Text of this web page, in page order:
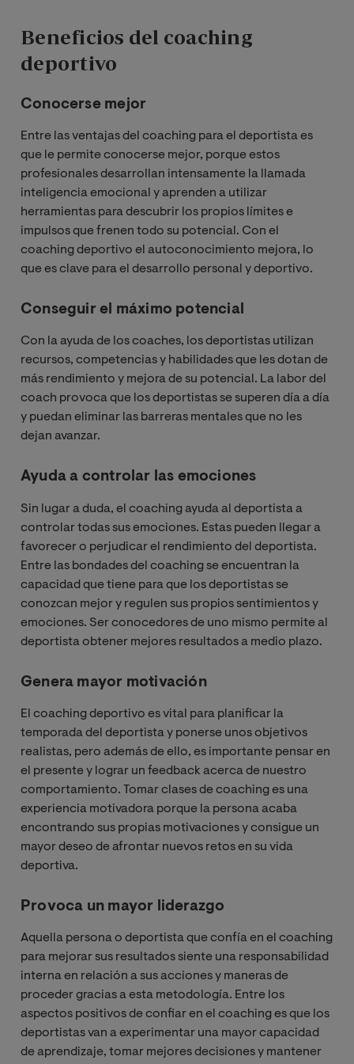
Beneficios del coaching
deportivo
Conocerse mejor
Entre las ventajas del coaching para el deportista es
que le permite conocerse mejor, porque estos
profesionales desarrollan intensamente la llamada
inteligencia emocional y aprenden a utilizar
herramientas para descubrir los propios límites e
impulsos que frenen todo su potencial. Con el
coaching deportivo el autoconocimiento mejora, lo
que es clave para el desarrollo personal y deportivo.
Conseguir el máximo potencial
Con la ayuda de los coaches, los deportistas utilizan
recursos, competencias y habilidades que les dotan de
más rendimiento y mejora de su potencial. La labor del
coach provoca que los deportistas se superen día a día
y puedan eliminar las barreras mentales que no les
dejan avanzar.
Ayuda a controlar las emociones
Sin lugar a duda, el coaching ayuda al deportista a
controlar todas sus emociones. Estas pueden llegar a
favorecer o perjudicar el rendimiento del deportista.
Entre las bondades del coaching se encuentran la
capacidad que tiene para que los deportistas se
conozcan mejor y regulen sus propios sentimientos y
emociones. Ser conocedores de uno mismo permite al
deportista obtener mejores resultados a medio plazo.
Genera mayor motivación
El coaching deportivo es vital para planificar la
temporada del deportista y ponerse unos objetivos
realistas, pero además de ello, es importante pensar en
el presente y lograr un feedback acerca de nuestro
comportamiento. Tomar clases de coaching es una
experiencia motivadora porque la persona acaba
encontrando sus propias motivaciones y consigue un
mayor deseo de afrontar nuevos retos en su vida
deportiva.
Provoca un mayor liderazgo
Aquella persona o deportista que confía en el coaching
para mejorar sus resultados siente una responsabilidad
interna en relación a sus acciones y maneras de
proceder gracias a esta metodología. Entre los
aspectos positivos de confiar en el coaching es que los
deportistas van a experimentar una mayor capacidad
de aprendizaje, tomar mejores decisiones y mantener